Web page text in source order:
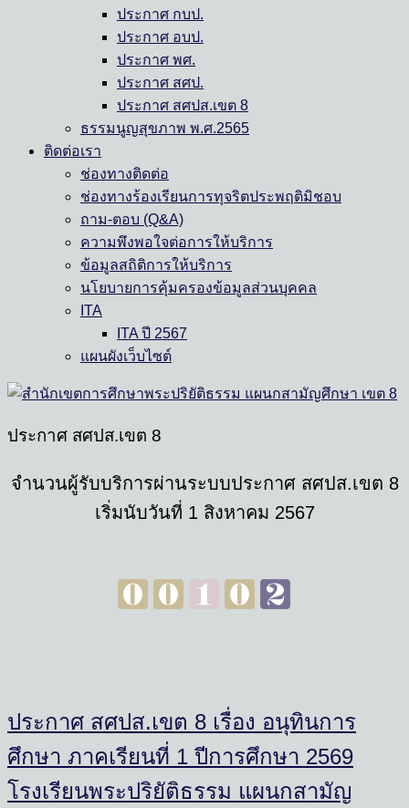
ประกาศ กบป.
ประกาศ อบป.
ประกาศ พศ.
ประกาศ สศป.
ประกาศ สศปส.เขต 8
ธรรมนูญสุขภาพ พ.ศ.2565
ติดต่อเรา
ช่องทางติดต่อ
ช่องทางร้องเรียนการทุจริตประพฤติมิชอบ
ถาม-ตอบ (Q&A)
ความพึงพอใจต่อการให้บริการ
ข้อมูลสถิติการให้บริการ
นโยบายการคุ้มครองข้อมูลส่วนบุคคล
ITA
ITA ปี 2567
แผนผังเว็บไซต์
ประกาศ สศปส.เขต 8
จํานวนผู้รับบริการผ่านระบบประกาศ สศปส.เขต 8
เริ่มนับวันที่ 1 สิงหาคม 2567
ประกาศ สศปส.เขต 8 เรื่อง อนุทินการ
ศึกษา ภาคเรียนที่ 1 ปีการศึกษา 2569
โรงเรียนพระปริยัติธรรม แผนกสามัญ